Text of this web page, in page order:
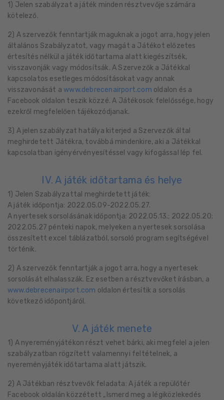
1) Jelen szabályzat a játék minden résztvevője számára
kötelező.
2) A szervezők fenntartják maguknak a jogot arra, hogy jelen
általános Szabályzatot, vagy magát a Játékot előzetes
értesítés nélkül a játék időtartama alatt kiegészítsék,
visszavonják vagy módosítsák. A Szervezők a Játékkal
kapcsolatos esetleges módosításokat vagy annak
visszavonását awww.debrecenairport.com oldalon és a
Facebook oldalon teszik közzé. A Játékosok felelőssége, hogy
ezekről megfelelően tájékozódjanak.
3) A jelen szabályzat hatálya kiterjed a Szervezők által
meghirdetett Játékra, továbbá mindenkire, aki a Játékkal
kapcsolatban igényérvényesítéssel vagy kifogással lép fel.
IV. A játék időtartama és helye
1) Jelen Szabályzattal meghirdetett játék:
A játék időpontja: 2022.05.09-2022.05.27.
A nyertesek sorsolásának időpontja: 2022.05.13.; 2022.05.20;
2022.05.27 pénteki napok, melyeken a nyertesek sorsolása
összesített excel táblázatból, sorsoló program segítségével
történik.
2) A szervezők fenntartják a jogot arra, hogy a nyertesek
sorsolását elhalasszák. Ez esetben a résztvevőket írásban, a
www.debrecenairport.com oldalon értesítik a sorsolás
következő időpontjáról.
V. A játék menete
1) A nyereményjátékon részt vehet bárki, aki megfelel a jelen
szabályzatban rögzített valamennyi feltételnek, a
nyereményjáték időtartama alatt játszik.
2) A Játékban résztvevők feladata: A játék a repülőtér
Facebook oldalán közzétett „Ismerd meg a légiközlekedés